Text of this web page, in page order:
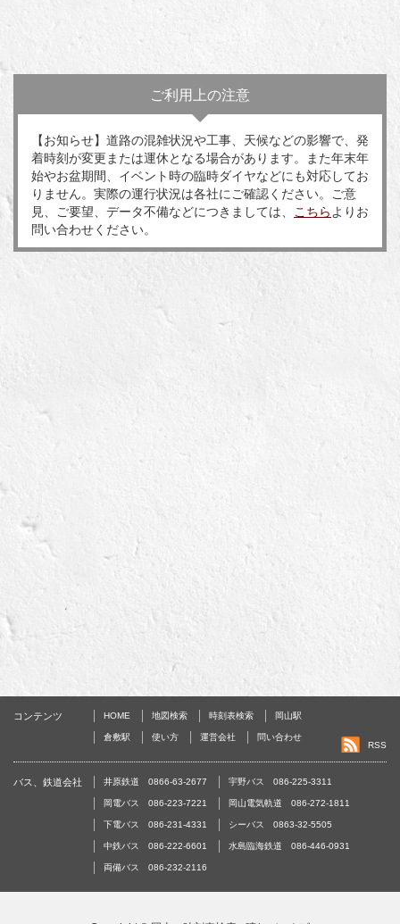
ご利用上の注意
【お知らせ】道路の混雑状況や工事、天候などの影響で、発
着時刻が変更または運休となる場合があります。また年末年
始やお盆期間、イベント時の臨時ダイヤなどにも対応してお
りません。実際の運行状況は各社にご確認ください。ご意
見、ご要望、データ不備などにつきましては、
こちら よりお
問い合わせください。
コンテンツ HOME 地図検索 時刻表検索 岡山駅
倉敷駅 使い方 運営会社
問い合わせ
RSS
バス、鉄道会社 井原鉄道 0866-63-2677 宇野バス 086-225-3311
岡電バス 086-223-7221 岡山電気軌道 086-272-1811
下電バス 086-231-4331 シーバス 0863-32-5505
中鉄バス 086-222-6601 水島臨海鉄道 086-446-0931
両備バス 086-232-2116